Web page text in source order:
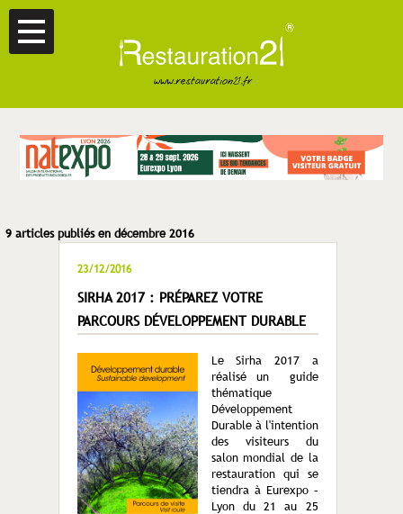
9 articles publiés en décembre 2016
23/12/2016
SIRHA 2017 : PRÉPAREZ VOTRE
PARCOURS DÉVELOPPEMENT DURABLE
Le Sirha 2017 a
réalisé un guide
thématique
Développement
Durable à l'intention
des visiteurs du
salon mondial de la
restauration qui se
tiendra à Eurexpo –
Lyon du 21 au 25